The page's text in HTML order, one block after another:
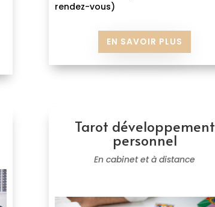
rendez-vous)
EN SAVOIR PLUS
Tarot développement
personnel
En cabinet et à distance